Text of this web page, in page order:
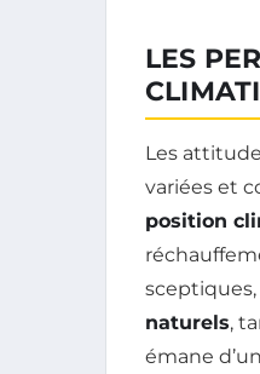
LES
Les
variées et
position
sceptiques,
naturels,
émane